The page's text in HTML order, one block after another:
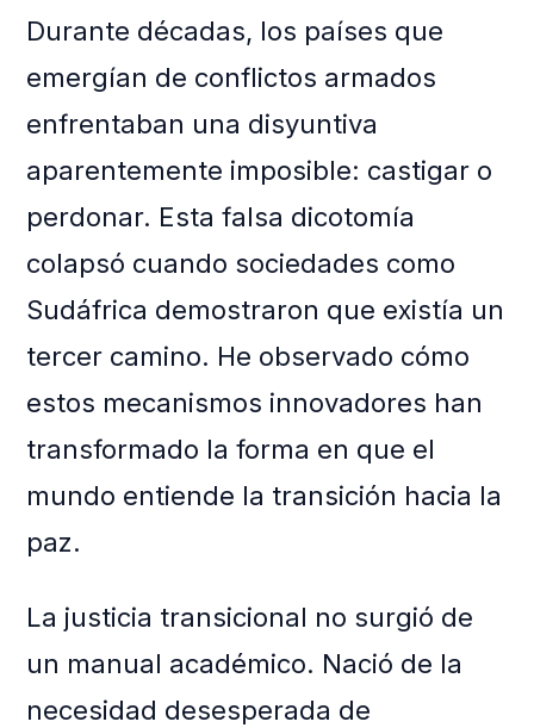
Durante décadas, los países que
emergían de conflictos armados
enfrentaban una disyuntiva
aparentemente imposible: castigar o
perdonar. Esta falsa dicotomía
colapsó cuando sociedades como
Sudáfrica demostraron que existía un
tercer camino. He observado cómo
estos mecanismos innovadores han
transformado la forma en que el
mundo entiende la transición hacia la
paz.
La justicia transicional no surgió de
un manual académico. Nació de la
necesidad desesperada de